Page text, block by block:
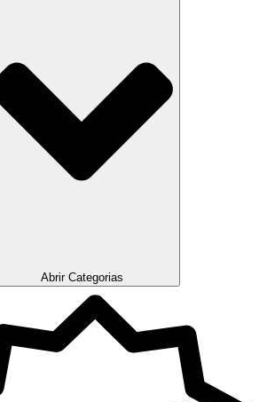
Abrir Categorias